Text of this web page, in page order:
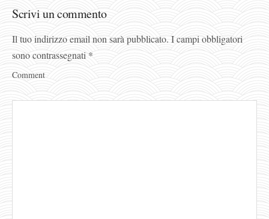
Scrivi un commento
Il tuo indirizzo email non sarà pubblicato. I campi obbligatori
sono contrassegnati *
Comment